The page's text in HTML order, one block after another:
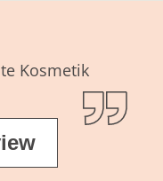
Kosmetik